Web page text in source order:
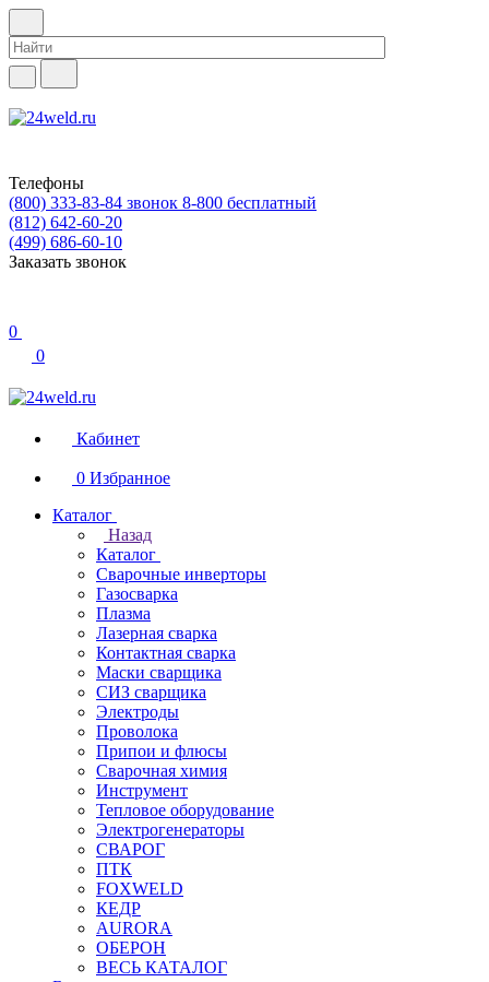
Телефоны
(800) 333-83-84 звонок 8-800 бесплатный
(812) 642-60-20
(499) 686-60-10
Заказать звонок
0
0
Кабинет
0 Избранное
Каталог
Назад
Каталог
Сварочные инверторы
Газосварка
Плазма
Лазерная сварка
Контактная сварка
Маски сварщика
СИЗ сварщика
Электроды
Проволока
Припои и флюсы
Сварочная химия
Инструмент
Тепловое оборудование
Электрогенераторы
СВАРОГ
ПТК
FOXWELD
КЕДР
AURORA
ОБЕРОН
ВЕСЬ КАТАЛОГ